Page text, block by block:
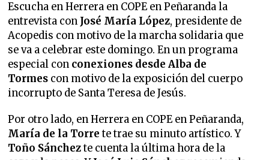
Escucha en Herrera en COPE en Peñaranda la
entrevista con José María López, presidente de
Acopedis con motivo de la marcha solidaria que
se va a celebrar este domingo. En un programa
especial con conexiones desde Alba de
Tormes con motivo de la exposición del cuerpo
incorrupto de Santa Teresa de Jesús.
Por otro lado, en Herrera en COPE en Peñaranda,
María de la Torrete trae su minuto artístico. Y
Toño Sánchezte cuenta la última hora de la